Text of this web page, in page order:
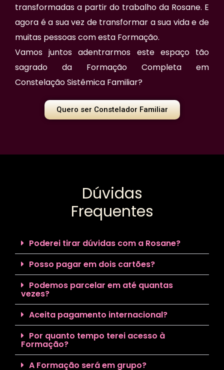
transformadas a partir do trabalho da Rosane. E
agora é a sua vez de transformar a sua vida e de
muitas pessoas com esta Formação.
Vamos juntos adentrarmos este espaço tão
sagrado da Formação Completa em
Constelação Sistêmica Familiar?
Quero ser Constelador Familiar
Dúvidas
Frequentes
Poderei tirar dúvidas com a Rosane?
Posso pagar em dois cartões?
Podemos parcelar em até quantas
vezes?
Aceita pagamento internacional?
Por quanto tempo terei acesso à
Formação?
A Formação será em grupo?